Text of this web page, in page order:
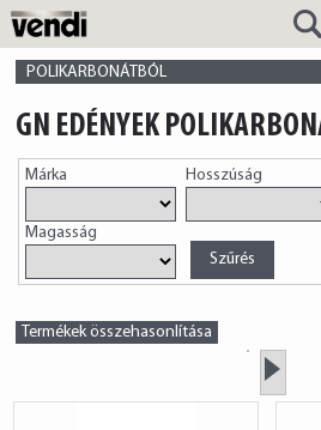
VENDI
HUNGÁRIA
Kft.
POLIKARBONÁTBÓL
GN EDÉNYEK
Márka Hosszúság
Magasság
Termékek összehasonlítása